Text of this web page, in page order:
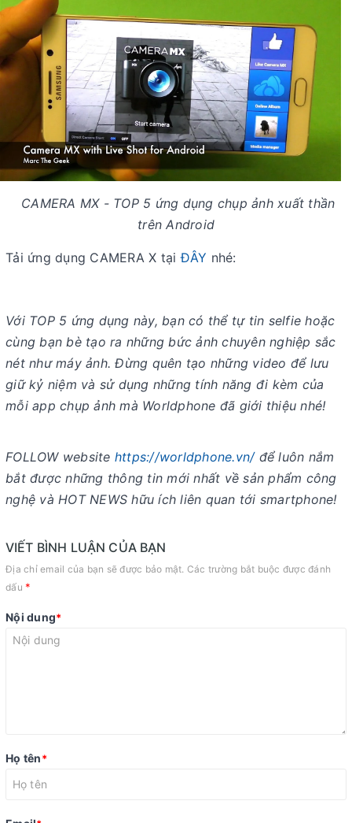
CAMERA MX - TOP 5 ứng dụng chụp ảnh xuất thần
trên Android
Tải ứng dụng CAMERA X tạiĐÂY nhé:
Với TOP 5 ứng dụng này, bạn có thể tự tin selfie hoặc
cùng bạn bè tạo ra những bức ảnh chuyên nghiệp sắc
nét như máy ảnh. Đừng quên tạo những video để lưu
giữ kỷ niệm và sử dụng những tính năng đi kèm của
mỗi app chụp ảnh mà Worldphone đã giới thiệu nhé!
FOLLOW website https://worldphone.vn/để luôn nắm
bắt được những thông tin mới nhất về sản phẩm công
nghệ và HOT NEWS hữu ích liên quan tới smartphone!
VIẾT BÌNH LUẬN CỦA BẠN
Địa chỉ email của bạn sẽ được bảo mật. Các trường bắt buộc được đánh
dấu *
Nội dung*
Họ tên*